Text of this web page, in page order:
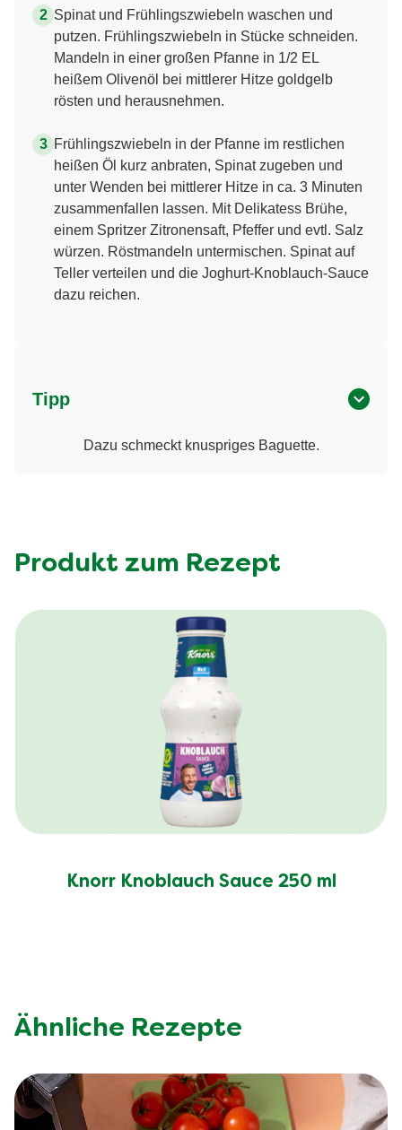
Spinat und Frühlingszwiebeln waschen und
putzen. Frühlingszwiebeln in Stücke schneiden.
Mandeln in einer großen Pfanne in 1/2 EL
heißem Olivenöl bei mittlerer Hitze goldgelb
rösten und herausnehmen.
Frühlingszwiebeln in der Pfanne im restlichen
heißen Öl kurz anbraten, Spinat zugeben und
unter Wenden bei mittlerer Hitze in ca. 3 Minuten
zusammenfallen lassen. Mit Delikatess Brühe,
einem Spritzer Zitronensaft, Pfeffer und evtl. Salz
würzen. Röstmandeln untermischen. Spinat auf
Teller verteilen und die Joghurt-Knoblauch-Sauce
dazu reichen.
Tipp
Dazu schmeckt knuspriges Baguette.
Produkt zum Rezept
Knorr Knoblauch Sauce 250 ml
Ähnliche Rezepte